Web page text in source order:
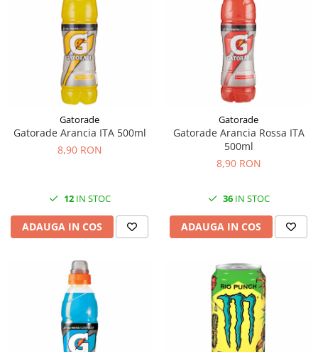
Gatorade
Gatorade Arancia ITA 500ml
8,90 RON
12IN STOC
ADAUGA IN COS
Gatorade
Gatorade Arancia Rossa ITA
500ml
8,90 RON
36IN STOC
ADAUGA IN COS